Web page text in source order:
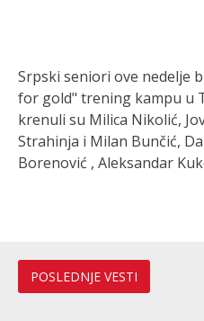
Srpski seniori ove nedelje
for gold" trening kampu u
krenuli su Milica Nikolić,
Strahinja i Milan Bunčić,
Borenović , Aleksandar
POSLEDNJE VESTI